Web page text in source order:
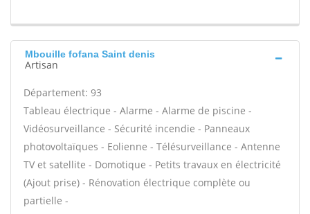
Mbouille fofana Saint denis
Artisan
Département: 93
Tableau électrique - Alarme - Alarme de piscine -
Vidéosurveillance - Sécurité incendie - Panneaux
photovoltaïques - Eolienne - Télésurveillance - Antenne
TV et satellite - Domotique - Petits travaux en électricité
(Ajout prise) - Rénovation électrique complète ou
partielle -